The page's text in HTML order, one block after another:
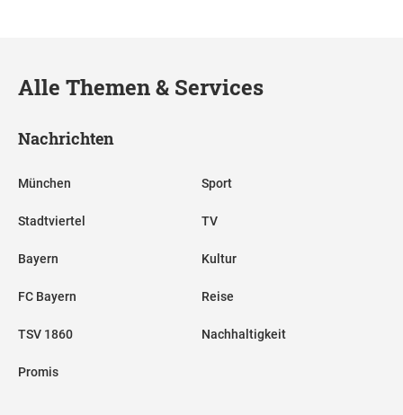
Alle Themen & Services
Nachrichten
München
Stadtviertel
Bayern
FC Bayern
TSV 1860
Promis
Sport
TV
Kultur
Reise
Nachhaltigkeit